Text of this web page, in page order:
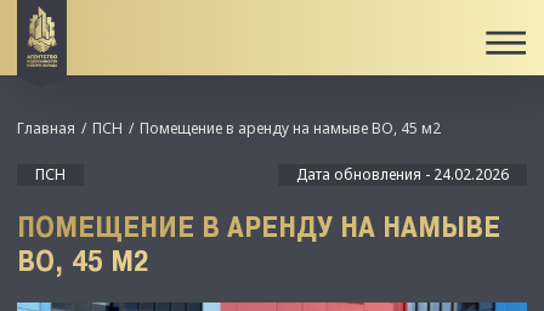
Главная ПСН Помещение в аренду на намыве ВО, 45 м2
ПСН Дата обновления - 24.02.2026
ПОМЕЩЕНИЕ В АРЕНДУ НА НАМЫВЕ
ВО, 45 М2